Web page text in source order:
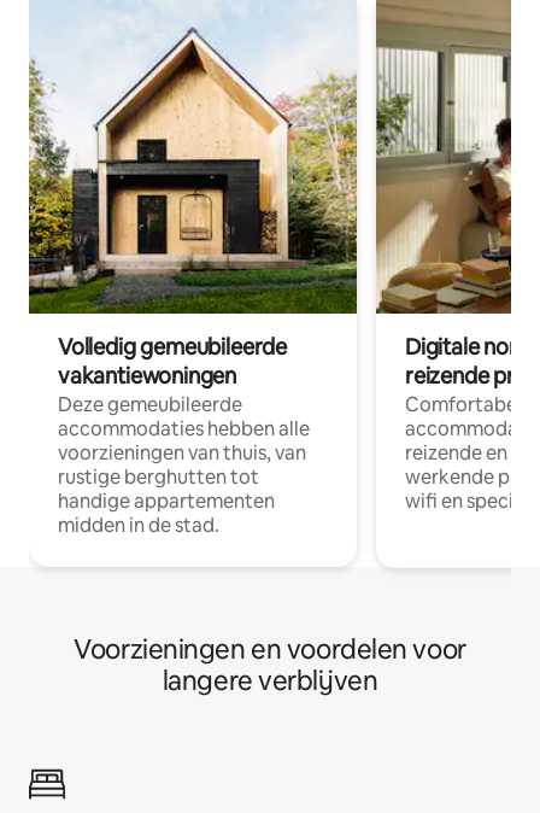
Volledig gemeubileerde
vakantiewoningen
Deze gemeubileerde
accommodaties hebben alle
voorzieningen van thuis, van
rustige berghutten tot
handige appartementen
midden in de stad.
Digitale
reizende
Comfortabele
reizende en
werkende
wifi en
Voorzieningen en voordelen voor
langere verblijven